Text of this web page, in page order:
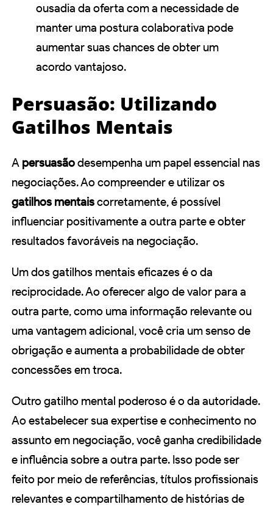
ousadia da oferta com a necessidade de
manter uma postura colaborativa pode
aumentar suas chances de obter um
acordo vantajoso.
Persuasão: Utilizando
Gatilhos Mentais
A persuasãodesempenha um papel essencial nas
negociações. Ao compreender e utilizar os
gatilhos mentaiscorretamente, é possível
influenciar positivamente a outra parte e obter
resultados favoráveis na negociação.
Um dos gatilhos mentais eficazes é o da
reciprocidade. Ao oferecer algo de valor para a
outra parte, como uma informação relevante ou
uma vantagem adicional, você cria um senso de
obrigação e aumenta a probabilidade de obter
concessões em troca.
Outro gatilho mental poderoso é o da autoridade.
Ao estabelecer sua expertise e conhecimento no
assunto em negociação, você ganha credibilidade
e influência sobre a outra parte. Isso pode ser
feito por meio de referências, títulos profissionais
relevantes e compartilhamento de histórias de